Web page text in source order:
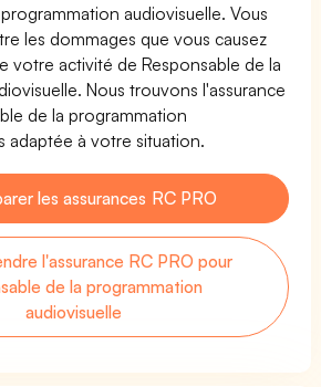
audiovisuelle. Vous
les dommages que vous causez
votre activité de Responsable de la
Nous trouvons l'assurance
de la programmation
adaptée à votre situation.
les assurances RC PRO
l'assurance RC PRO pour
de la programmation
audiovisuelle